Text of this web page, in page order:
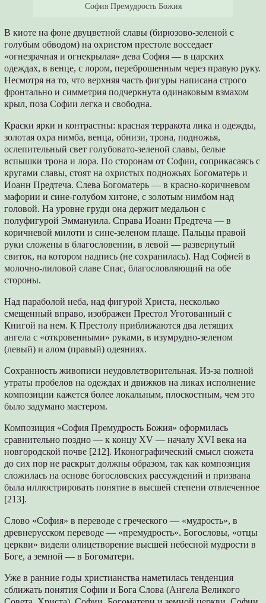
София Премудрость Божия
В киоте на фоне двуцветной славы (бирюзово-зеленой с
голубым обводом) на охристом престоле восседает
«огнезрачная и огнекрылая» дева София — в царских
одеждах, в венце, с лором, переброшенным через правую руку.
Несмотря на то, что верхняя часть фигуры написана строго
фронтально и симметрия подчеркнута одинаковым взмахом
крыл, поза Софии легка и свободна.
Краски ярки и контрастны: красная терракота лика и одежды,
золотая охра нимба, венца, обнизи, трона, подножья,
ослепительный свет голубовато-зеленой славы, белые
вспышки трона и лора. По сторонам от Софии, соприкасаясь с
кругами славы, стоят на охристых подножьях Богоматерь и
Иоанн Предтеча. Слева Богоматерь — в красно-коричневом
мафории и сине-голубом хитоне, с золотым нимбом над
головой. На уровне груди она держит медальон с
полуфигурой Эммануила. Справа Иоанн Предтеча — в
коричневой милоти и сине-зеленом плаще. Пальцы правой
руки сложены в благословении, в левой — развернутый
свиток, на котором надпись (не сохранилась). Над Софией в
молочно-лиловой славе Спас, благословляющий на обе
стороны.
Над параболой неба, над фигурой Христа, несколько
смещенный вправо, изображен Престол Уготованный с
Книгой на нем. К Престолу приближаются два летящих
ангела с «откровенными» руками, в изумрудно-зеленом
(левый) и алом (правый) одеяниях.
Сохранность живописи неудовлетворительная. Из-за полной
утраты пробелов на одеждах и движков на ликах исполнение
композиции кажется более локальным, плоскостным, чем это
было задумано мастером.
Композиция «София Премудрость Божия» оформилась
сравнительно поздно — к концу XV — началу XVI века на
новгородской почве [212]. Иконографический смысл сюжета
до сих пор не раскрыт должны образом, так как композиция
сложилась на основе богословских рассуждений и призвана
была иллюстрировать понятие в высшей степени отвлеченное
[213].
Слово «София» в переводе с греческого — «мудрость», в
древнерусском переводе — «премудрость». Богословы, «отцы
церкви» видели олицетворение высшей небесной мудрости в
Боге, а земной — в Богоматери.
Уже в ранние годы христианства наметилась тенденция
сближать понятия Софии и Бога Слова (Ангела Великого